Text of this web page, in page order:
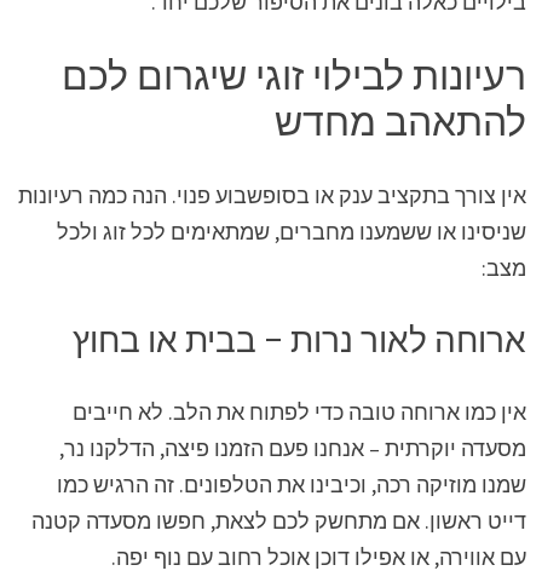
רעיונות לבילוי זוגי שיגרום לכם
להתאהב מחדש
אין צורך בתקציב ענק או בסופשבוע פנוי. הנה כמה רעיונות
שניסינו או ששמענו מחברים, שמתאימים לכל זוג ולכל
מצב:
ארוחה לאור נרות – בבית או בחוץ
אין כמו ארוחה טובה כדי לפתוח את הלב. לא חייבים
מסעדה יוקרתית – אנחנו פעם הזמנו פיצה, הדלקנו נר,
שמנו מוזיקה רכה, וכיבינו את הטלפונים. זה הרגיש כמו
דייט ראשון. אם מתחשק לכם לצאת, חפשו מסעדה קטנה
עם אווירה, או אפילו דוכן אוכל רחוב עם נוף יפה.